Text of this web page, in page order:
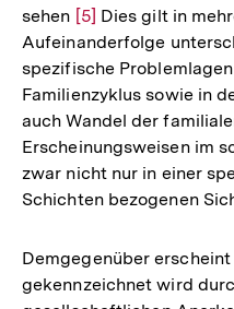
sehen Zur
Auflösung
der
Fußnote
[5] Dies gilt in
Aufeinanderfolge
spezifische
Familienzyklus sowie in
auch Wandel der
Erscheinungsweisen im
zwar nicht nur in einer
Schichten bezogenen
Demgegenüber
gekennzeichnet wird